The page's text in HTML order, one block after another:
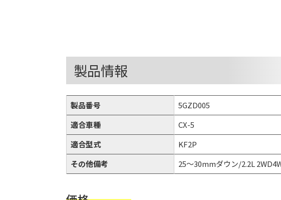
製品情報
製品番号
5GZD005
適合車種
CX-5
適合型式
KF2P
その他備考
25～30mmダウン/2.2L